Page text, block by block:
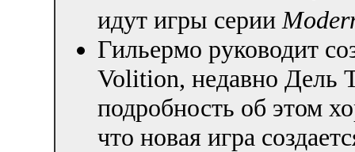
идут игры серии
Гильермо руководит
Volition, недавно Дель
подробность об этом
что новая игра